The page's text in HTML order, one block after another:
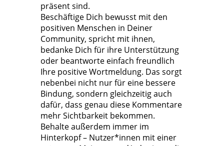
präsent sind.
Beschäftige Dich bewusst mit den
positiven Menschen in Deiner
Community, spricht mit ihnen,
bedanke Dich für ihre Unterstützung
oder beantworte einfach freundlich
Ihre positive Wortmeldung. Das sorgt
nebenbei nicht nur für eine bessere
Bindung, sondern gleichzeitig auch
dafür, dass genau diese Kommentare
mehr Sichtbarkeit bekommen.
Behalte außerdem immer im
Hinterkopf – Nutzer*innen mit einer